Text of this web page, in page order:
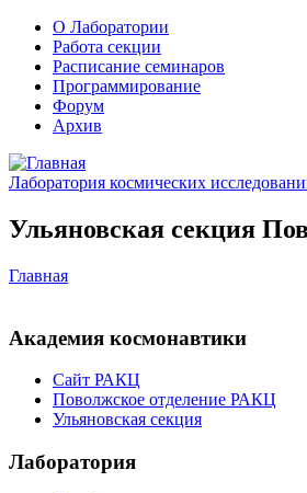
О Лаборатории
Работа секции
Расписание семинаров
Программирование
Форум
Архив
Лаборатория космических
Ульяновская секция
Главная
Академия космонавтики
Сайт РАКЦ
Поволжское отделение РАКЦ
Ульяновская секция
Лаборатория